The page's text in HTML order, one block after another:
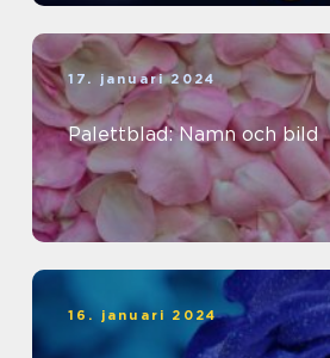
17. januari 2024
Palettblad: Namn och bild
16. januari 2024